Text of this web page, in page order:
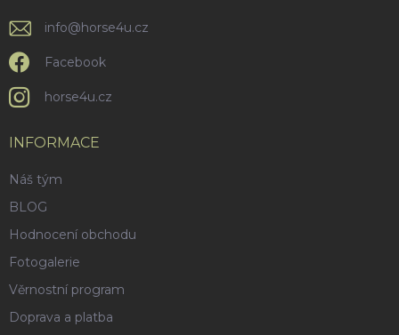
info@horse4u.cz
Facebook
horse4u.cz
INFORMACE
Náš tým
BLOG
Hodnocení obchodu
Fotogalerie
Věrnostní program
Doprava a platba